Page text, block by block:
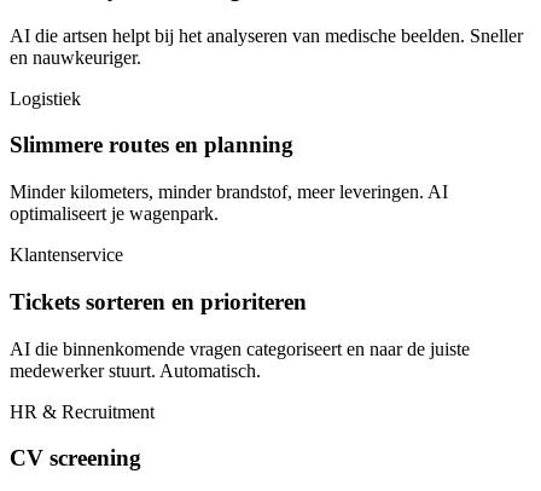
AI die artsen helpt bij het analyseren van medische beelden. Sneller
en nauwkeuriger.
Logistiek
Slimmere routes en planning
Minder kilometers, minder brandstof, meer leveringen. AI
optimaliseert je wagenpark.
Klantenservice
Tickets sorteren en prioriteren
AI die binnenkomende vragen categoriseert en naar de juiste
medewerker stuurt. Automatisch.
HR & Recruitment
CV screening